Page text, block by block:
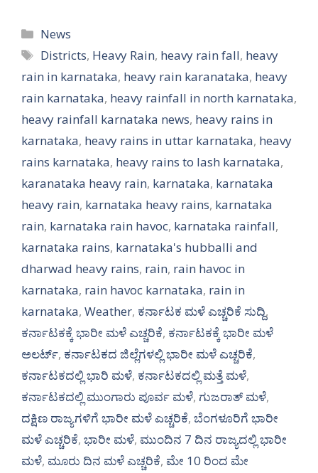
Categories
News
Tags
Districts, Heavy Rain, heavy rain fall, heavy
rain in karnataka, heavy rain karanataka, heavy
rain karnataka, heavy rainfall in north karnataka,
heavy rainfall karnataka news, heavy rains in
karnataka, heavy rains in uttar karnataka, heavy
rains karnataka, heavy rains to lash karnataka,
karanataka heavy rain, karnataka, karnataka
heavy rain, karnataka heavy rains, karnataka
rain, karnataka rain havoc, karnataka rainfall,
karnataka rains, karnataka's hubballi and
dharwad heavy rains, rain, rain havoc in
karnataka, rain havoc karnataka, rain in
karnataka, Weather, ಕರ್ನಾಟಕ ಮಳೆ ಎಚ್ಚರಿಕೆ ಸುದ್ದಿ,
ಕರ್ನಾಟಕಕ್ಕೆ ಭಾರೀ ಮಳೆ ಎಚ್ಚರಿಕೆ, ಕರ್ನಾಟಕಕ್ಕೆ ಭಾರೀ ಮಳೆ
ಅಲರ್ಟ್‌, ಕರ್ನಾಟಕದ ಜಿಲ್ಲೆಗಳಲ್ಲಿ ಭಾರೀ ಮಳೆ ಎಚ್ಚರಿಕೆ,
ಕರ್ನಾಟಕದಲ್ಲಿ ಭಾರಿ ಮಳೆ, ಕರ್ನಾಟಕದಲ್ಲಿ ಮತ್ತೆ ಮಳೆ,
ಕರ್ನಾಟಕದಲ್ಲಿ ಮುಂಗಾರು ಪೂರ್ವ ಮಳೆ, ಗುಜರಾತ್ ಮಳೆ,
ದಕ್ಷಿಣ ರಾಜ್ಯಗಳಿಗೆ ಭಾರೀ ಮಳೆ ಎಚ್ಚರಿಕೆ, ಬೆಂಗಳೂರಿಗೆ ಭಾರೀ
ಮಳೆ ಎಚ್ಚರಿಕೆ, ಭಾರೀ ಮಳೆ, ಮುಂದಿನ 7 ದಿನ ರಾಜ್ಯದಲ್ಲಿ ಭಾರೀ
ಮಳೆ, ಮೂರು ದಿನ ಮಳೆ ಎಚ್ಚರಿಕೆ, ಮೇ 10 ರಿಂದ ಮೇ